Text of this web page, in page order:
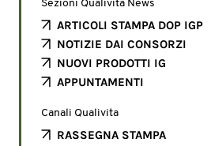
Sezioni Qualivita News
ARTICOLI STAMPA DOP IGP
NOTIZIE DAI CONSORZI
NUOVI PRODOTTI IG
APPUNTAMENTI
Canali Qualivita
RASSEGNA STAMPA